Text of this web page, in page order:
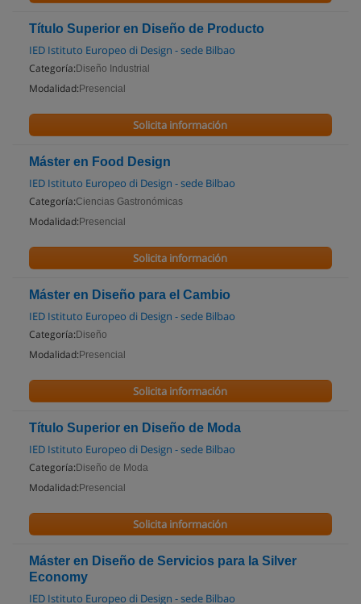
Título Superior en Diseño de Producto
IED Istituto Europeo di Design - sede Bilbao
Categoría: Diseño Industrial
Modalidad: Presencial
Solicita información
Máster en Food Design
IED Istituto Europeo di Design - sede Bilbao
Categoría:Ciencias Gastronómicas
Modalidad: Presencial
Solicita información
Máster en Diseño para el Cambio
IED Istituto Europeo di Design - sede Bilbao
Categoría: Diseño
Modalidad: Presencial
Solicita información
Título Superior en Diseño de Moda
IED Istituto Europeo di Design - sede Bilbao
Categoría: Diseño de Moda
Modalidad: Presencial
Solicita información
Máster en Diseño de Servicios para la Silver
Economy
IED Istituto Europeo di Design - sede Bilbao